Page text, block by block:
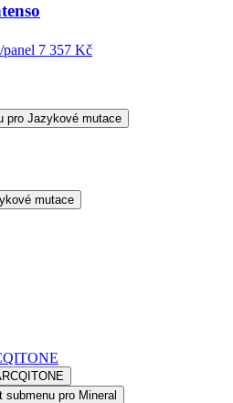
7 357 Kč
pro Jazykové mutace
mutace
submenu pro Mineral